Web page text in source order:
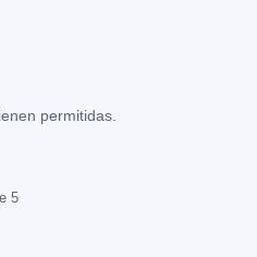
permitidas.
5